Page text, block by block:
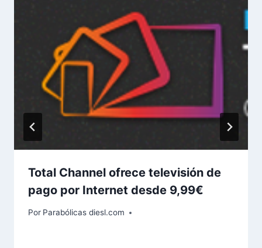
Total Channel ofrece televisión de
pago por Internet desde 9,99€
Por Parabólicas diesl.com